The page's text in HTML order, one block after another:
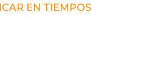
EN TIEMPOS